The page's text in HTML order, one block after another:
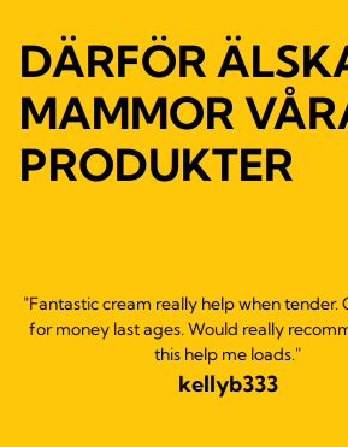
DÄRFÖR
MAMMOR
PRODUKTER
"Fantastic cream really help when tender.
for money last ages. Would really
this help me loads."
kellyb333